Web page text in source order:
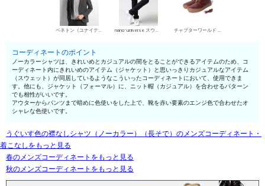
ベネトン（ユナイテッド カラーズ オブ ベネトン） カジュアルジャケット nano･universe スウェットパンツ チャプターワールド デザートブーツ
コーディネートのポイント
ノーカラーシャツは、きれいめとカジュアルの間をとることができるアイテムのため、コ
ーディネート内にきれいめのアイテム（ジャケット）と思いっきりカジュアルなアイテム
（スウェット）が同居しているようなこういったコーディネートにおいて、使用できま
す。他にも、ジャケット（フォーマル）に、ニット帽（カジュアル）を合わせるパターン
でも相性がいいです。
アウターからパンツまで暗めに色使いをした上で、靴を赤い要素のエンジ色で合わせたオ
シャレな色使いです。
うぐいす色の襟なしシャツ（ノーカラー）（長そで）のメンズコーディネート・
着こなしをもっと見る
春のメンズコーディネートをもっと見る
秋のメンズコーディネートをもっと見る